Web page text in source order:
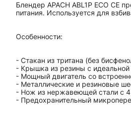
Блендер APACH ABL1P ECO CE
питания. Используется для
Особенности:
- Стакан из тритана (без
- Крышка из резины с идеальной
- Мощный двигатель со
- Металлические и резиновые
- Нож из нержавеющей стали с
- Предохранительный